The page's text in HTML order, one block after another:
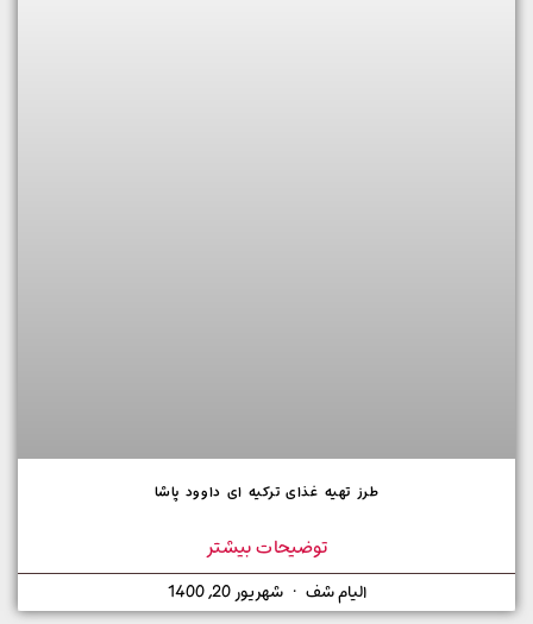
طرز تهیه غذای ترکیه ای داوود پاشا
توضیحات بیشتر
الیام شف شهریور 20, 1400